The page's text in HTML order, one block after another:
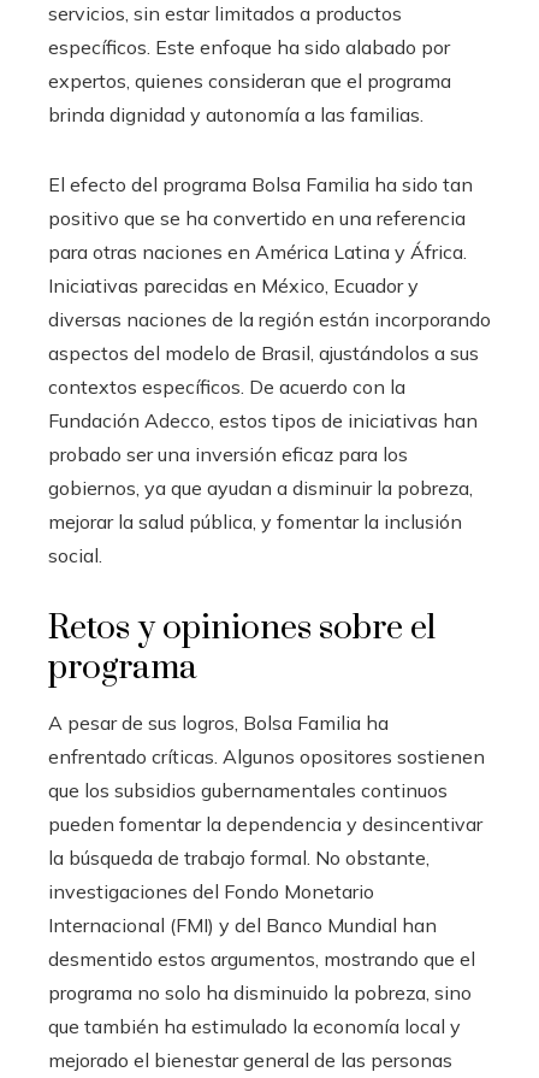
servicios, sin estar limitados a productos
específicos. Este enfoque ha sido alabado por
expertos, quienes consideran que el programa
brinda dignidad y autonomía a las familias.
El efecto del programa Bolsa Familia ha sido tan
positivo que se ha convertido en una referencia
para otras naciones en América Latina y África.
Iniciativas parecidas en México, Ecuador y
diversas naciones de la región están incorporando
aspectos del modelo de Brasil, ajustándolos a sus
contextos específicos. De acuerdo con la
Fundación Adecco, estos tipos de iniciativas han
probado ser una inversión eficaz para los
gobiernos, ya que ayudan a disminuir la pobreza,
mejorar la salud pública, y fomentar la inclusión
social.
Retos y opiniones sobre el
programa
A pesar de sus logros, Bolsa Familia ha
enfrentado críticas. Algunos opositores sostienen
que los subsidios gubernamentales continuos
pueden fomentar la dependencia y desincentivar
la búsqueda de trabajo formal. No obstante,
investigaciones del Fondo Monetario
Internacional (FMI) y del Banco Mundial han
desmentido estos argumentos, mostrando que el
programa no solo ha disminuido la pobreza, sino
que también ha estimulado la economía local y
mejorado el bienestar general de las personas